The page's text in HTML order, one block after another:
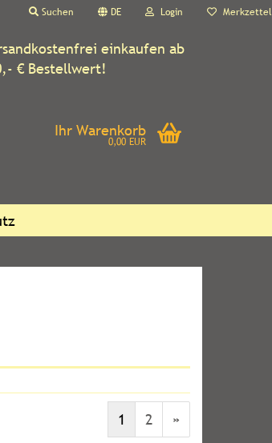
Suchen DE Login Merkzettel
einkaufen ab
€ Bestellwert!
Ihr Warenkorb
0,00 EUR
1 2 »